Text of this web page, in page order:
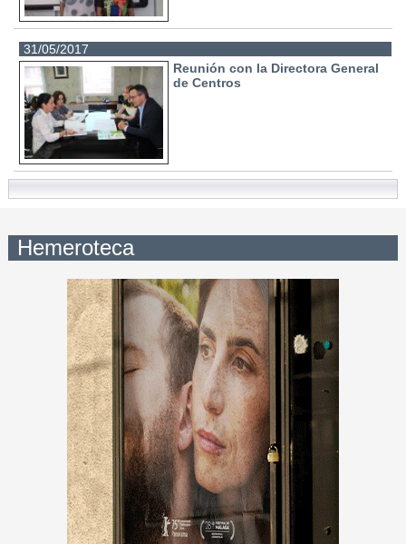
31/05/2017
Reunión con la Directora General
de Centros
Hemeroteca